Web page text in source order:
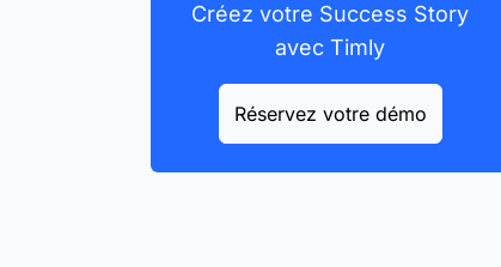
Créez votre Success Story
avec Timly
Réservez votre démo